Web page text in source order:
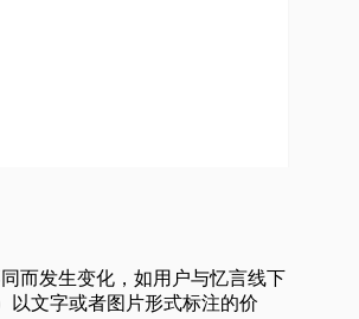
而发生变化，如用户与忆言线下
以文字或者图片形式标注的价